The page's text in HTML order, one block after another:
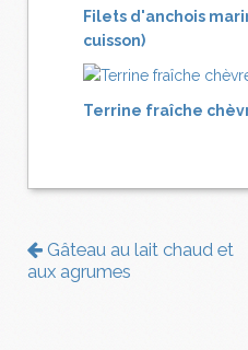
Filets d'anchois
cuisson)
Terrine fraîche
Gâteau au lait chaud et
aux agrumes